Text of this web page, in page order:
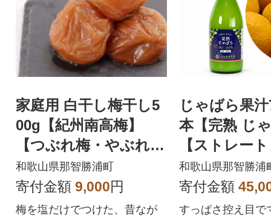
家庭用 白干し梅干し5
00g【紀州南高梅】
【つぶれ梅・やぶれ
梅・わけあり】
和歌山県那智勝浦町
寄付金額 9,000円
梅を塩だけでつけた、昔なが
じゃばら果
本【完熟 じ
【ストレー
汁】
和歌山県那智勝浦
寄付金額
すっぱさ控え目で